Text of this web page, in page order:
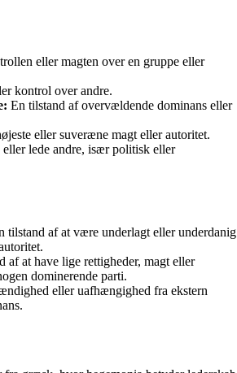
eller magten over en gruppe eller
kontrol over andre.
En tilstand af overvældende dominans eller
eller suveræne magt eller autoritet.
lede andre, især politisk eller
tilstand af at være underlagt eller underdanig
af at have lige rettigheder, magt eller
dominerende parti.
eller uafhængighed fra ekstern